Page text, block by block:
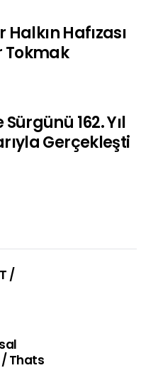
Hafızası
Tokmak
Sürgünü 162. Yıl
Gerçekleşti
/
/ Thats